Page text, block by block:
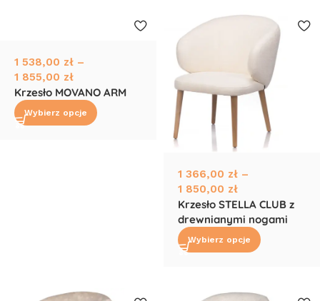
1 538,00 zł –
1 855,00 zł
Krzesło MOVANO ARM
Wybierz opcje
1 366,00 zł –
1 850,00 zł
Krzesło STELLA CLUB z
drewnianymi nogami
Wybierz opcje